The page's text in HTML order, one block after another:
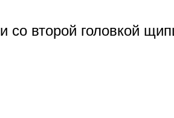
со второй головкой